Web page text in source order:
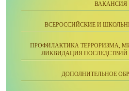
ВАКАНСИЯ
ВСЕРОССИЙСКИЕ И
ПРОФИЛАКТИКА ТЕРРОРИЗМА,
ЛИКВИДАЦИЯ ПОСЛЕДСТВИЙ
ДОПОЛНИТЕЛЬНОЕ